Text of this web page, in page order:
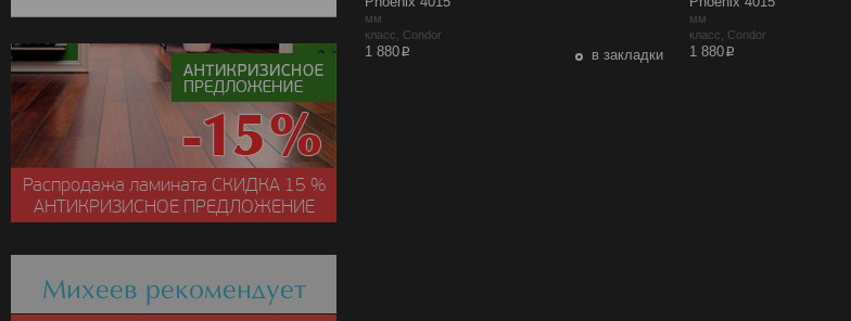
мм
класс, Condor
1 880p в закладки
мм
класс, Condor
1 880p
Распродажа ламината СКИДКА 15 %
АНТИКРИЗИСНОЕ ПРЕДЛОЖЕНИЕ
Михеев рекомендует